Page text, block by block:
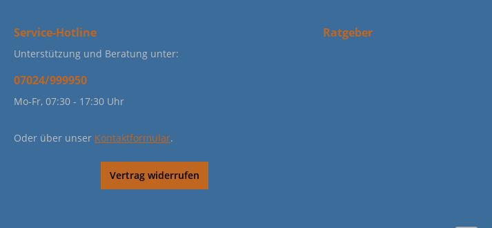
Service-Hotline
Unterstützung und Beratung unter:
07024/999950
Mo-Fr, 07:30 - 17:30 Uhr
Oder über unser Kontaktformular.
Vertrag widerrufen
Ratgeber